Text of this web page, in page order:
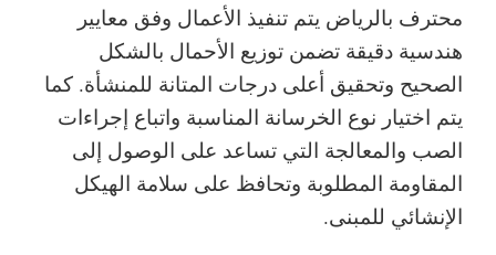
محترف بالرياض يتم تنفيذ الأعمال وفق معايير
هندسية دقيقة تضمن توزيع الأحمال بالشكل
الصحيح وتحقيق أعلى درجات المتانة للمنشأة. كما
يتم اختيار نوع الخرسانة المناسبة واتباع إجراءات
الصب والمعالجة التي تساعد على الوصول إلى
المقاومة المطلوبة وتحافظ على سلامة الهيكل
الإنشائي للمبنى.